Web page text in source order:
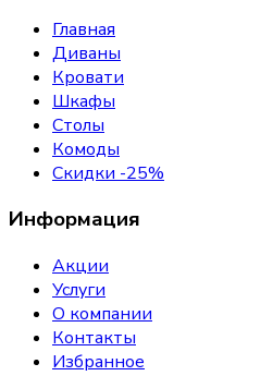
Главная
Диваны
Кровати
Шкафы
Столы
Комоды
Скидки -25%
Информация
Акции
Услуги
О компании
Контакты
Избранное